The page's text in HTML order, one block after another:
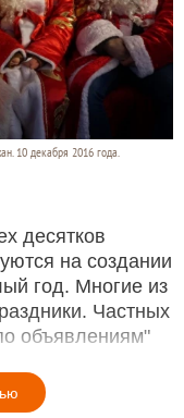
10 декабря 2016 года.
десятков
на создании
год. Многие из
Частных
объявлениям"